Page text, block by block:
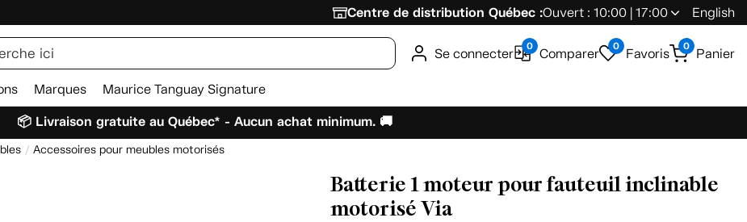
Centre de distribution Québec :Ouvert : 10:00 | 17:00 English
Se connecter 0 Comparer 0 Favoris 0 Panier
Marques Maurice Tanguay Signature
📦 Livraison gratuite au Québec* - Aucun achat minimum. 🚚
Accessoires pour meubles motorisés
Batterie 1 moteur pour fauteuil inclinable
motorisé Via